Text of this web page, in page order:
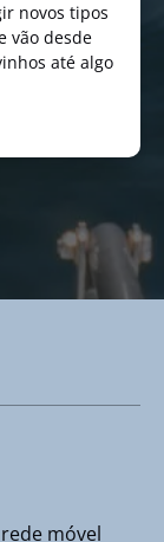
novos tipos
vão desde
até algo
móvel